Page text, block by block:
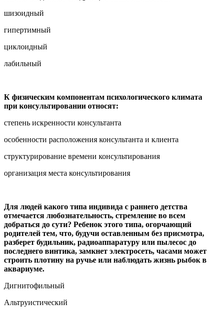
шизоидный
гипертимный
циклоидный
лабильный
К физическим компонентам психологического климата
при консультировании относят:
степень искренности консультанта
особенности расположения консультанта и клиента
структурирование времени консультирования
организация места консультирования
Для людей какого типа индивида с раннего детства
отмечается любознательность, стремление во всем
добраться до сути? Ребенок этого типа, огорчающий
родителей тем, что, будучи оставленным без присмотра,
разберет будильник, радиоаппаратуру или пылесос до
последнего винтика, замкнет электросеть, часами может
строить плотину на ручье или наблюдать жизнь рыбок в
аквариуме.
Дигнитофильный
Альтруистический